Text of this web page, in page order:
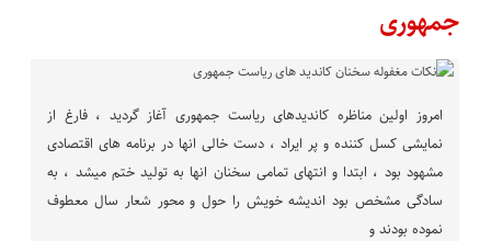
جمهوری
امروز اولین مناظره کاندیدهای ریاست جمهوری آغاز گردید ، فارغ از
نمایشی کسل کننده و پر ایراد ، دست خالی انها در برنامه های اقتصادی
مشهود بود ، ابتدا و انتهای تمامی سخنان انها به تولید ختم میشد ، به
سادگی مشخص بود اندیشه خویش را حول و محور شعار سال معطوف
نموده بودند و